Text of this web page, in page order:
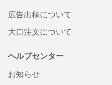
広告出稿について
大口注文について
ヘルプセンター
お知らせ